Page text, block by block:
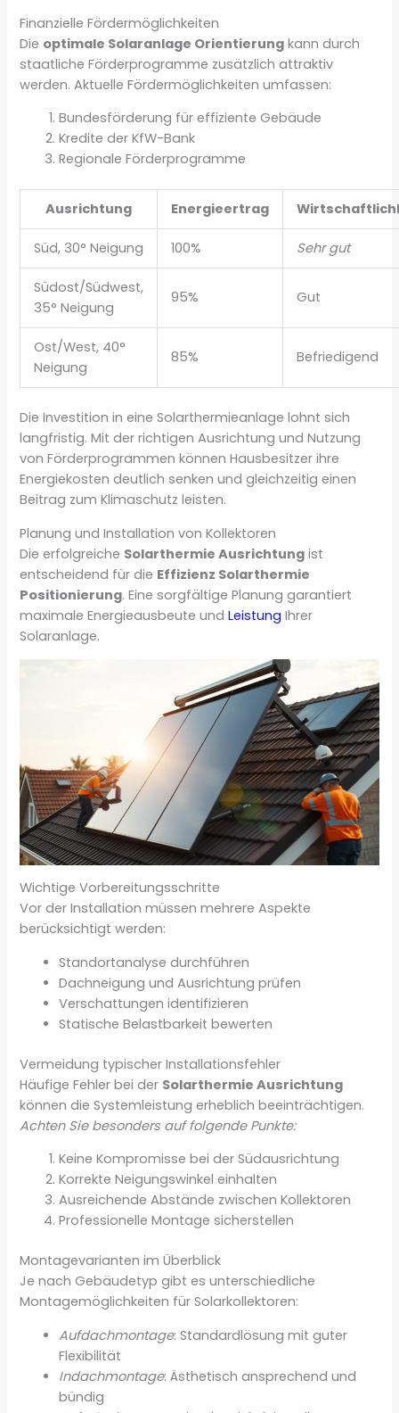
Finanzielle Fördermöglichkeiten
Die optimale Solaranlage Orientierung kann durch
staatliche Förderprogramme zusätzlich attraktiv
werden. Aktuelle Fördermöglichkeiten umfassen:
Bundesförderung für effiziente Gebäude
Kredite der KfW-Bank
Regionale Förderprogramme
Ausrichtung Energieertrag
Süd, 30° Neigung 100% Sehr gut
Südost/Südwest,
35° Neigung
95% Gut
Ost/West, 40°
Neigung
85% Befriedigend
Die Investition in eine Solarthermieanlage lohnt sich
langfristig. Mit der richtigen Ausrichtung und Nutzung
von Förderprogrammen können Hausbesitzer ihre
Energiekosten deutlich senken und gleichzeitig einen
Beitrag zum Klimaschutz leisten.
Planung und Installation von Kollektoren
Die erfolgreiche Solarthermie Ausrichtung ist
entscheidend für die Effizienz Solarthermie
Positionierung. Eine sorgfältige Planung garantiert
maximale Energieausbeute undLeistung Ihrer
Solaranlage.
Wichtige Vorbereitungsschritte
Vor der Installation müssen mehrere Aspekte
berücksichtigt werden:
Standortanalyse durchführen
Dachneigung und Ausrichtung prüfen
Verschattungen identifizieren
Statische Belastbarkeit bewerten
Vermeidung typischer Installationsfehler
Häufige Fehler bei der Solarthermie Ausrichtung
können die Systemleistung erheblich beeinträchtigen.
Achten Sie besonders auf folgende Punkte:
Keine Kompromisse bei der Südausrichtung
Korrekte Neigungswinkel einhalten
Ausreichende Abstände zwischen Kollektoren
Professionelle Montage sicherstellen
Montagevarianten im Überblick
Je nach Gebäudetyp gibt es unterschiedliche
Montagemöglichkeiten für Solarkollektoren:
Aufdachmontage: Standardlösung mit guter
Flexibilität
Indachmontage: Ästhetisch ansprechend und
bündig